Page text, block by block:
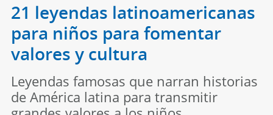
21 leyendas latinoamericanas
para niños para fomentar
valores y cultura
Leyendas famosas que narran historias
de América latina para transmitir